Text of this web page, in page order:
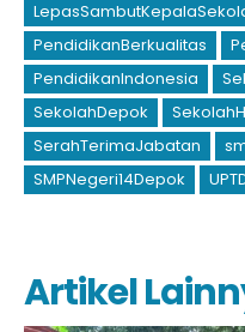
PendidikanBerkualitas
PendidikanIndonesia
SekolahDepok
SerahTerimaJabatan
SMPNegeri14Depok
Artikel